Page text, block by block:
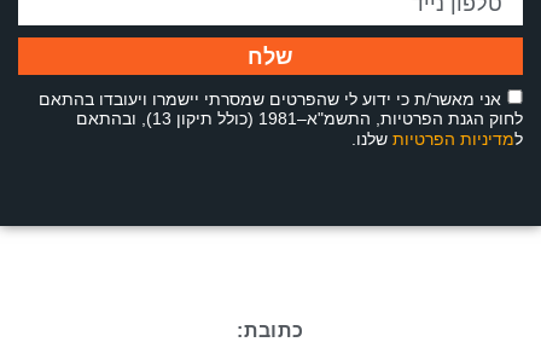
אני מאשר/ת כי ידוע לי שהפרטים שמסרתי יישמרו ויעובדו בהתאם
לחוק הגנת הפרטיות, התשמ"א–1981 (כולל תיקון 13), ובהתאם
למדיניות הפרטיות שלנו.
שלח
כתובת: